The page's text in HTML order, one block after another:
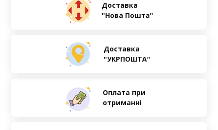
Оплата при
отриманні
Доставка
"Нова Пошта"
Доставка
"УКРПОШТА"